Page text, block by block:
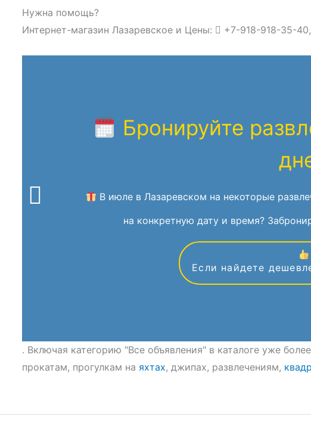
Нужна помощь?
Интернет-магазин Лазаревское и Цены:
+7-918-918-35-40,
Бронируйте
В июле в Лазаревском на некоторые
на конкретную дату и время?
Если найдете
. Включая категорию "Все объявления" в каталоге уже
прокатам, прогулкам на яхтах, джипах, развлечениям,